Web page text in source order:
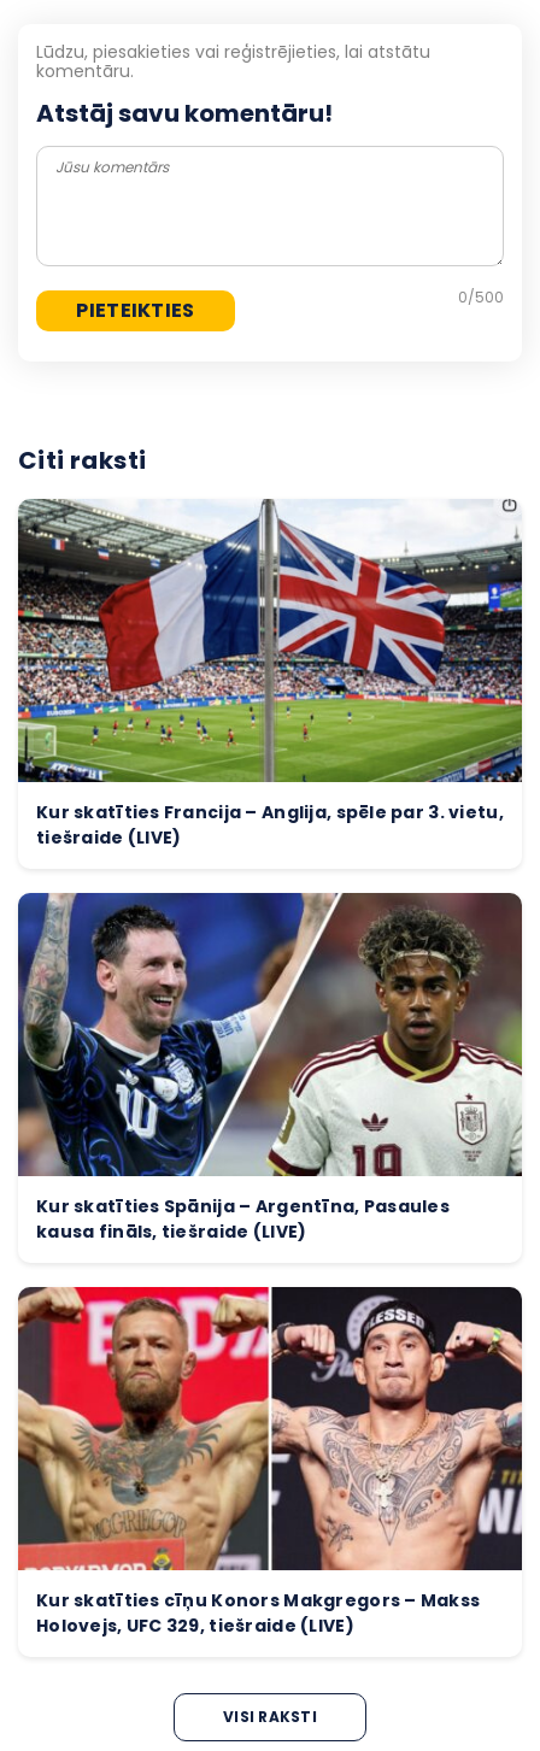
Atstāj savu komentāru!
Lūdzu, piesakieties vai reģistrējieties, lai atstātu
komentāru.
0/500
Citi raksti
Kur skatīties Francija – Anglija, spēle par 3. vietu,
tiešraide (LIVE)
Kur skatīties Spānija – Argentīna, Pasaules
kausa fināls, tiešraide (LIVE)
Kur skatīties cīņu Konors Makgregors – Makss
Holovejs, UFC 329, tiešraide (LIVE)
VISI RAKSTI